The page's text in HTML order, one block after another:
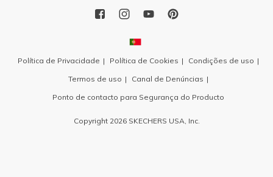
Política de Privacidade Política de Cookies
Condições de uso
Termos de uso
Canal de Denúncias
Ponto de contacto para Segurança do Producto
Copyright 2026 SKECHERS USA, Inc.